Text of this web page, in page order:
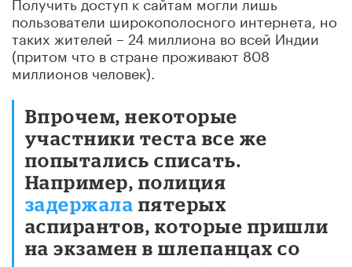
пользователи широкополосного интернета, но
таких жителей – 24 миллиона во всей Индии
(притом что в стране проживают 808
миллионов человек).
Впрочем, некоторые
участники теста все же
попытались списать.
Например, полиция
задержала пятерых
аспирантов, которые пришли
на экзамен в шлепанцах со